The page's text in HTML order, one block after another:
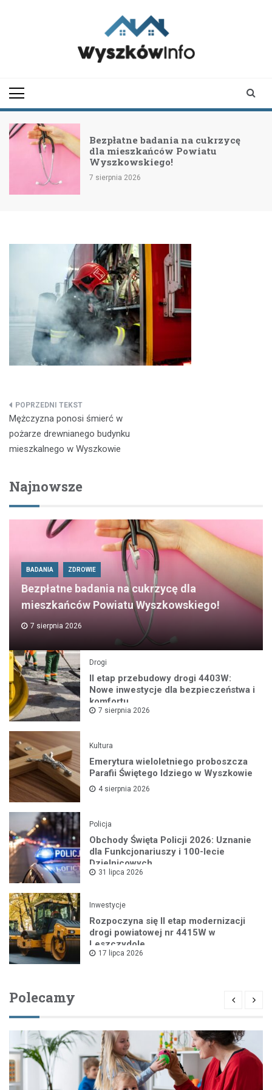
Bezpłatne badania na cukrzycę
dla mieszkańców Powiatu
Wyszkowskiego!
7 sierpnia 2026
Nawigacja
wpisu
Mężczyzna ponosi śmierć w
pożarze drewnianego budynku
mieszkalnego w Wyszkowie
Najnowsze
BADANIA ZDROWIE
Bezpłatne badania na cukrzycę dla
mieszkańców Powiatu Wyszkowskiego!
7 sierpnia 2026
Drogi
II etap przebudowy drogi 4403W:
Nowe inwestycje dla bezpieczeństwa i
komfortu
7 sierpnia 2026
Kultura
Emerytura wieloletniego proboszcza
Parafii Świętego Idziego w Wyszkowie
4 sierpnia 2026
Policja
Obchody Święta Policji 2026: Uznanie
dla Funkcjonariuszy i 100-lecie
Dzielnicowych
31 lipca 2026
Inwestycje
Rozpoczyna się II etap modernizacji
drogi powiatowej nr 4415W w
Leszczydole
17 lipca 2026
Polecamy